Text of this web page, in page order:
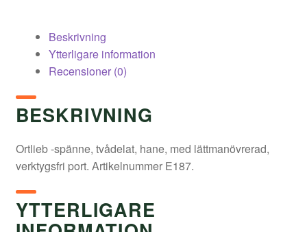
Beskrivning
Ytterligare information
Recensioner (0)
BESKRIVNING
Ortlieb -spänne, tvådelat, hane, med lättmanövrerad,
verktygsfri port. Artikelnummer E187.
YTTERLIGARE